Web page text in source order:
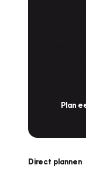
Plan
Direct plannen